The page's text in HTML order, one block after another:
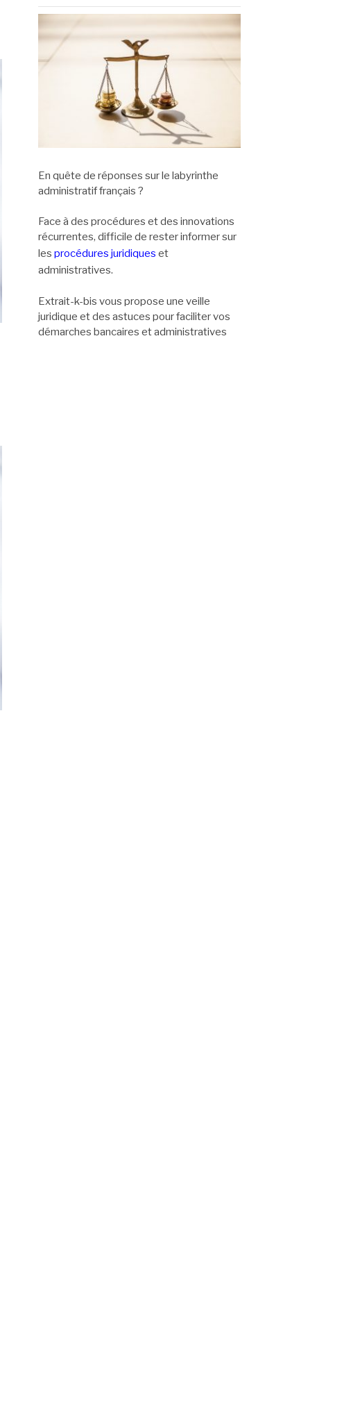
En quête de réponses sur le labyrinthe
administratif français ?
Face à des procédures et des innovations
récurrentes, difficile de rester informer sur
les procédures juridiques et
administratives.
Extrait-k-bis vous propose une veille
juridique et des astuces pour faciliter vos
démarches bancaires et administratives